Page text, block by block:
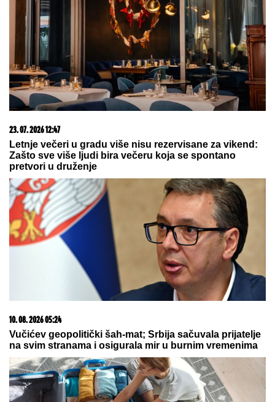
09. 08. 2026 14:58
Zovu ih srpski "mali Karibi" - mestašce je kao sa
razglednice
09. 07. 2026 09:20
Komfor po meri klijenata: nova linija paketa ALTA
banke
09. 08. 2026 11:54
Ana Ivanović ovo sprema za ručak: Zdravo, ukusno i
brzo